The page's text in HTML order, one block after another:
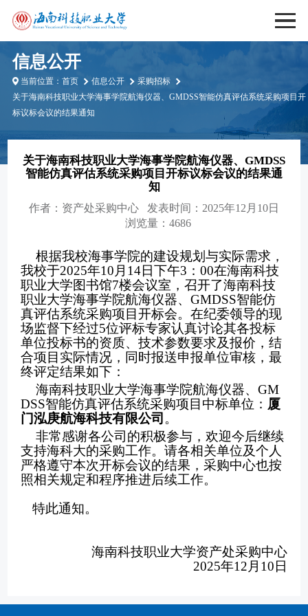
信息公开
当前位置：首页 信息公开
采购招标
关于海南科技职业大学海事学院航海仪器、GMDSS智能仿真评估系统采购项目开
标议标会议的结果通知
关于海南科技职业大学海事学院航海仪器、GMDSS
智能仿真评估系统采购项目开标议标会议的结果通
知
作者： 资产处采购中心
发表时间：2025年12月10日
浏览量：4686
根据我校海事学院的建设规划与实际需求，
我校于2025年10 月 14日下午3 ：00在海南科技
职业大学图书馆7楼会议室 ，召开了海南科技
职业大学海事学院航海仪器、GMDSS智能仿
真评估系统采购项目开标会。在纪委领导的现
场监督下经过5位评标专家认真讨论其各投标
单位投标书的资质、技术参数要求及报价，结
合项目实际情况，同时报送申报单位审核，最
终评定结果如下：
海南科技职业大学海事学院航海仪器、GM
DSS智能仿真评估系统采购项目 中标单位： 厦
门泓庚航海科技有限公司 。
非常感谢各公司的积极参与，欢迎今后继续
支持海科大的采购工作。请各相关单位及个人
严格遵守本次开标会议的结果，采购中心也按
照相关规定和程序推进后续工作。
特此通知。
海南科技职业大学资产处采购中心
2025年12月10日